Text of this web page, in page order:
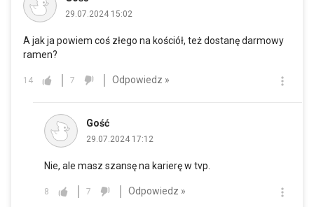
29.07.2024 15:02
A jak ja powiem coś złego na kościół, też dostanę darmowy
ramen?
14 7 Odpowiedz »
Gość
29.07.2024 17:12
Nie, ale masz szansę na karierę w tvp.
8 7 Odpowiedz »